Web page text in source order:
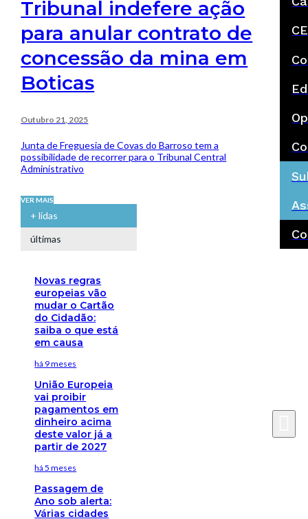
Tribunal indefere ação
para anular contrato de
concessão da mina em
Boticas
Outubro 21, 2025
Junta de Freguesia de Covas do Barroso tem a
possibilidade de recorrer para o Tribunal Central
Administrativo
VER MAIS
+ lidas
últimas
Novas regras
europeias vão
mudar o Cartão
do Cidadão:
saiba o que está
em causa
há 9 meses
União Europeia
vai proibir
pagamentos em
dinheiro acima
deste valor já a
partir de 2027
há 5 meses
Passagem de
Ano sob alerta:
Várias cidades